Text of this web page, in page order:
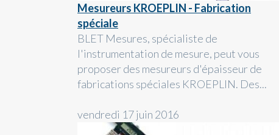
Mesureurs KROEPLIN - Fabrication
spéciale
BLET Mesures, spécialiste de
l'instrumentation de mesure, peut vous
proposer des mesureurs d'épaisseur de
fabrications spéciales KROEPLIN. Des...
vendredi 17 juin 2016